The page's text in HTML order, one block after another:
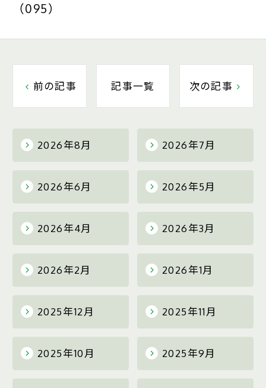
2026年8月 2026年7月
2026年6月 2026年5月
2026年4月 2026年3月
2026年2月 2026年1月
2025年12月 2025年11月
2025年10月 2025年9月
（095）
前の記事 記事一覧 次の記事